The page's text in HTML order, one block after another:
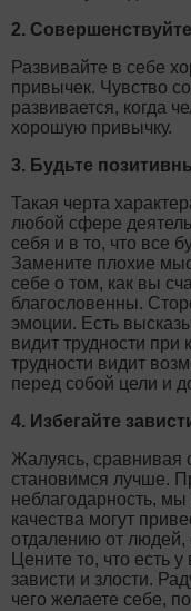
2.
Развивайте в себе
привычек. Чувство
развивается, когда
хорошую привычку.
3. Будьте
Такая черта
любой сфере
себя и в то, что все
Замените плохие
себе о том, как вы
благословенны.
эмоции. Есть
видит трудности
трудности видит
перед собой цели и
4. Избегайте
Жалуясь, сравнивая
становимся лучше.
неблагодарность,
качества могут
отдалению от людей,
Цените то, что есть
зависти и злости.
чего желаете себе,